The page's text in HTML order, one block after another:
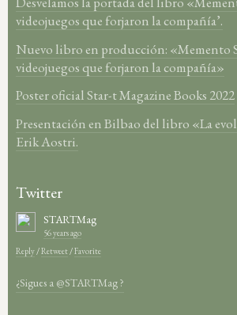
videojuegos que forjaron la compañía’.
Nuevo libro en producción: «Memento
videojuegos que forjaron la compañía»
Poster oficial Star-t Magazine Books 2022
Presentación en Bilbao del libro «La
Erik Aostri.
Twitter
STARTMag
56 years ago
Reply /Retweet /Favorite
¿Sigues a @STARTMag ?